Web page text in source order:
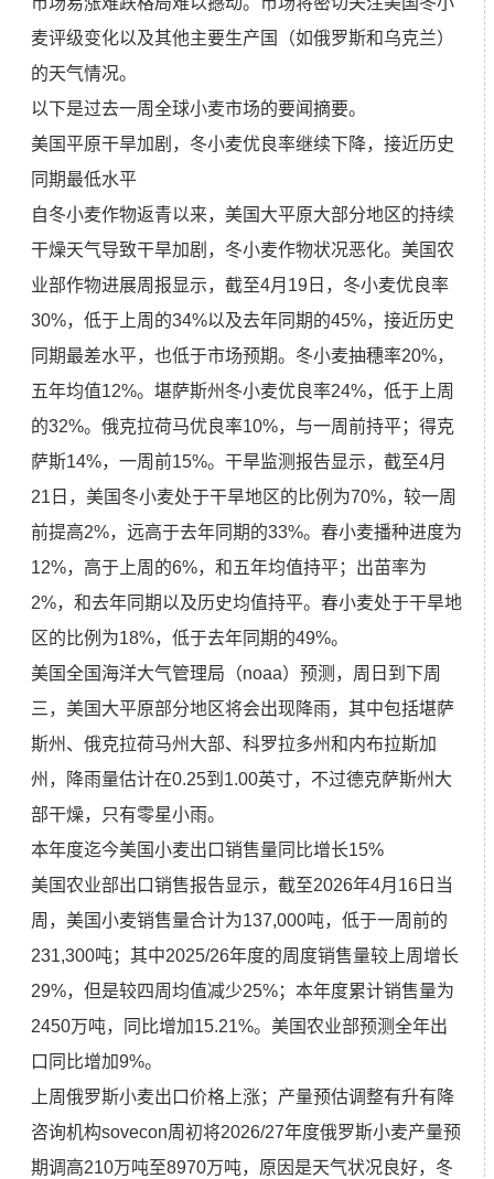
麦评级变化以及其他主要生产国（如俄罗斯和乌克兰）
的天气情况。
以下是过去一周全球小麦市场的要闻摘要。
美国平原干旱加剧，冬小麦优良率继续下降，接近历史
同期最低水平
自冬小麦作物返青以来，美国大平原大部分地区的持续
干燥天气导致干旱加剧，冬小麦作物状况恶化。美国农
业部作物进展周报显示，截至4月19日，冬小麦优良率
30%，低于上周的34%以及去年同期的45%，接近历史
同期最差水平，也低于市场预期。冬小麦抽穗率20%，
五年均值12%。堪萨斯州冬小麦优良率24%，低于上周
的32%。俄克拉荷马优良率10%，与一周前持平；得克
萨斯14%，一周前15%。干旱监测报告显示，截至4月
21日，美国冬小麦处于干旱地区的比例为70%，较一周
前提高2%，远高于去年同期的33%。春小麦播种进度为
12%，高于上周的6%，和五年均值持平；出苗率为
2%，和去年同期以及历史均值持平。春小麦处于干旱地
区的比例为18%，低于去年同期的49%。
美国全国海洋大气管理局（noaa）预测，周日到下周
三，美国大平原部分地区将会出现降雨，其中包括堪萨
斯州、俄克拉荷马州大部、科罗拉多州和内布拉斯加
州，降雨量估计在0.25到1.00英寸，不过德克萨斯州大
部干燥，只有零星小雨。
本年度迄今美国小麦出口销售量同比增长15%
美国农业部出口销售报告显示，截至2026年4月16日当
周，美国小麦销售量合计为137,000吨，低于一周前的
231,300吨；其中2025/26年度的周度销售量较上周增长
29%，但是较四周均值减少25%；本年度累计销售量为
2450万吨，同比增加15.21%。美国农业部预测全年出
口同比增加9%。
上周俄罗斯小麦出口价格上涨；产量预估调整有升有降
咨询机构sovecon周初将2026/27年度俄罗斯小麦产量预
期调高210万吨至8970万吨，原因是天气状况良好，冬